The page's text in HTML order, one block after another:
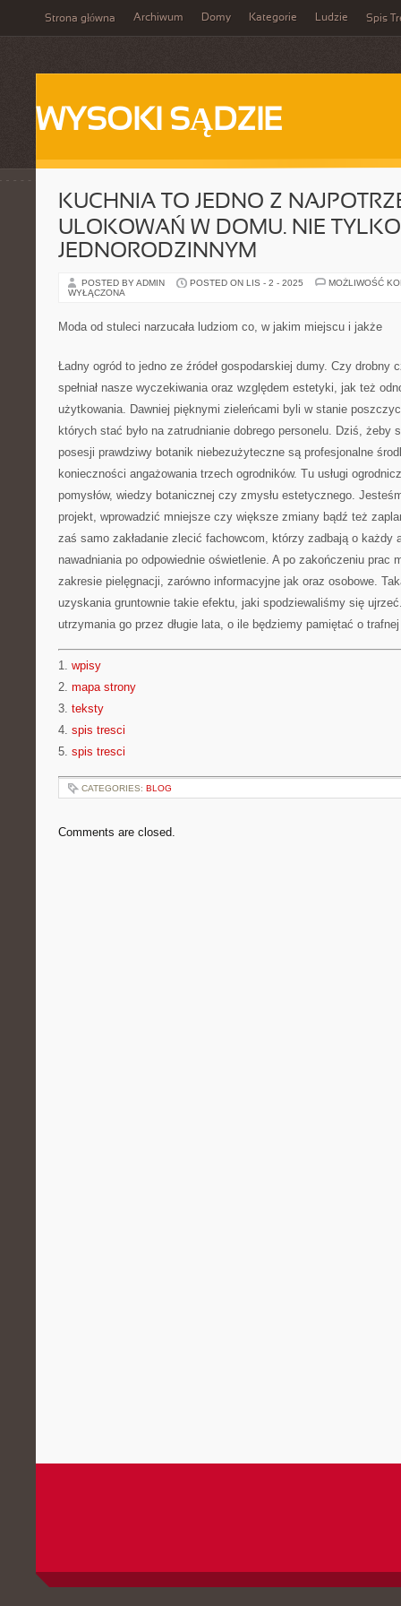
Strona główna Archiwum Domy Kategorie Ludzie Spis
WYSOKI SĄDZIE
KUCHNIA TO JEDNO Z
ULOKOWAŃ W DOMU. NIE
JEDNORODZINNYM
POSTED BY ADMIN POSTED ON LIS - 2 - 2025
MOŻLIWOŚĆ
WYŁĄCZONA
Moda od stuleci narzucała ludziom co, w jakim miejscu i jakże
Ładny ogród to jedno ze źródeł gospodarskiej dumy. Czy drobny
spełniał nasze wyczekiwania oraz względem estetyki, jak też
użytkowania. Dawniej pięknymi zieleńcami byli w stanie
których stać było na zatrudnianie dobrego personelu. Dziś, żeby
posesji prawdziwy botanik niebezużyteczne są profesjonalne
konieczności angażowania trzech ogrodników. Tu usługi
pomysłów, wiedzy botanicznej czy zmysłu estetycznego.
projekt, wprowadzić mniejsze czy większe zmiany bądź też
zaś samo zakładanie zlecić fachowcom, którzy zadbają o każdy
nawadniania po odpowiednie oświetlenie. A po zakończeniu prac
zakresie pielęgnacji, zarówno informacyjne jak oraz osobowe.
uzyskania gruntownie takie efektu, jaki spodziewaliśmy się
utrzymania go przez długie lata, o ile będziemy pamiętać o
1. wpisy
2. mapa strony
3. teksty
4. spis tresci
5. spis tresci
CATEGORIES: BLOG
Comments are closed.